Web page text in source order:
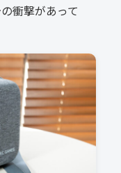
衝撃があって